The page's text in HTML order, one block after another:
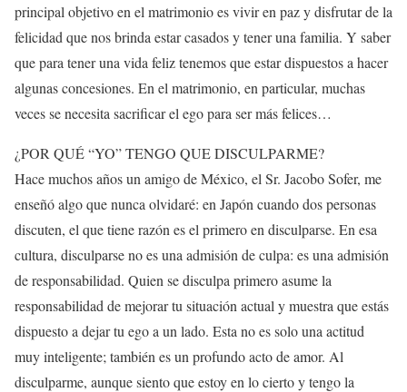
principal objetivo en el matrimonio es vivir en paz y disfrutar de la
felicidad que nos brinda estar casados y tener una familia. Y saber
que para tener una vida feliz tenemos que estar dispuestos a hacer
algunas concesiones. En el matrimonio, en particular, muchas
veces se necesita sacrificar el ego para ser más felices…
¿POR QUÉ “YO” TENGO QUE DISCULPARME?
Hace muchos años un amigo de México, el Sr. Jacobo Sofer, me
enseñó algo que nunca olvidaré: en Japón cuando dos personas
discuten, el que tiene razón es el primero en disculparse. En esa
cultura, disculparse no es una admisión de culpa: es una admisión
de responsabilidad. Quien se disculpa primero asume la
responsabilidad de mejorar tu situación actual y muestra que estás
dispuesto a dejar tu ego a un lado. Esta no es solo una actitud
muy inteligente; también es un profundo acto de amor. Al
disculparme, aunque siento que estoy en lo cierto y tengo la